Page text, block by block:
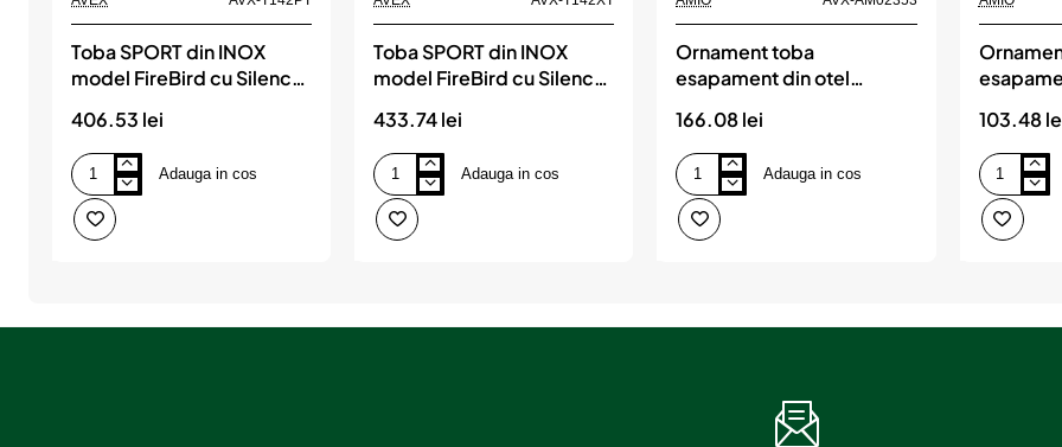
Toba SPORT din INOX
model FireBird cu Silencer
406.53 lei
Toba
SPORT
din
INOX
reglabil
Adauga in cos
Toba SPORT din INOX
model FireBird cu Silencer
433.74 lei
Toba
SPORT
din
INOX
reglabil
Adauga in cos
Ornament toba
esapament din otel
166.08 lei
Ornament
toba
esapament
din
Adauga in cos
103.48
Ornament
toba
esapament
din
AMIO